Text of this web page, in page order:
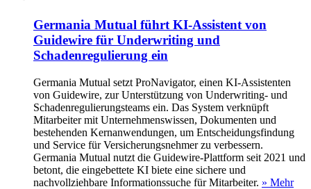
Germania Mutual führt KI-Assistent von
Guidewire für Underwriting und
Schadenregulierung ein
Germania Mutual setzt ProNavigator, einen KI-Assistenten
von Guidewire, zur Unterstützung von Underwriting- und
Schadenregulierungsteams ein. Das System verknüpft
Mitarbeiter mit Unternehmenswissen, Dokumenten und
bestehenden Kernanwendungen, um Entscheidungsfindung
und Service für Versicherungsnehmer zu verbessern.
Germania Mutual nutzt die Guidewire-Plattform seit 2021 und
betont, die eingebettete KI biete eine sichere und
nachvollziehbare Informationssuche für Mitarbeiter. » Mehr